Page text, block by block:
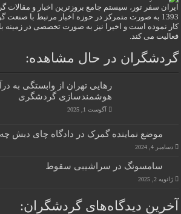
ایران سفر تور، سیستم جامع بروزترین اخبار و
1393 به صورت متمرکز در حوزه اخبار مرتبط با
کار نموده است و اخیرا نیز به صورت تخصصی در زمینه
فعالیت می کند.
گردشگران در حال مشاهده:
رهایی تهران از وابستگی به
هوشمندسازی گردشگری
آگوست 1, 2025
موضع نماینده گمرک در دادگاه چای دبش چه
دسامبر 4, 2024
سامسونگ در سراشیبی سقوط
ژانویه 2, 2025
آخرین دیدگاه‌های گردشگران: